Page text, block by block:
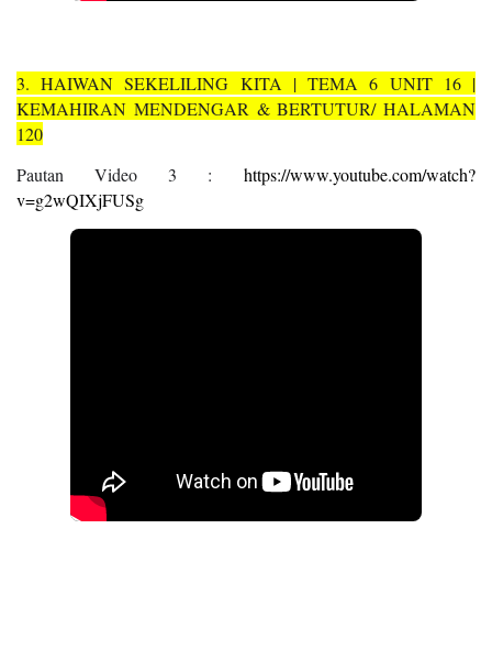
3. HAIWAN SEKELILING KITA | TEMA 6 UNIT 16 |
KEMAHIRAN MENDENGAR & BERTUTUR/ HALAMAN
120
Pautan Video 3 : https://www.youtube.com/watch?
v=g2wQIXjFUSg